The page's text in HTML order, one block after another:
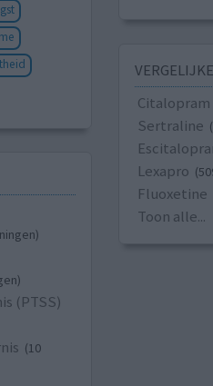
(PTSS)
(10
Citalopram
Sertraline
Lexapro
Fluoxetine
Toon alle...